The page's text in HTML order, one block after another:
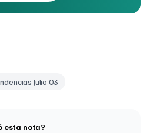
Julio 03
esta nota?